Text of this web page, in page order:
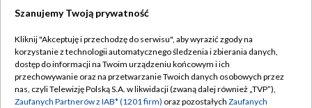
TVP
Abonament TVP
Emisja w TVP
Regulamin TVP
Polityka prywatności
Szanujemy Twoją prywatność
Kliknij "Akceptuję i przechodzę do serwisu", aby wyrazić zgody na
korzystanie z technologii automatycznego śledzenia i zbierania danych,
dostęp do informacji na Twoim urządzeniu końcowym i ich
przechowywanie oraz na przetwarzanie Twoich danych osobowych przez
nas, czyli Telewizję Polską S.A. w likwidacji (zwaną dalej również „TVP”),
Zaufanych Partnerów z IAB* (1201 firm) oraz pozostałych Zaufanych